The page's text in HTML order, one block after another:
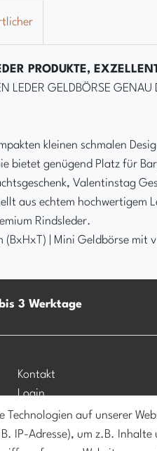
PRODUKTE,
LEDER GELDBÖRSE GENAU
kleinen schmalen
bietet genügend Platz für
Valentinstag
aus echtem hochwertigem
Rindsleder.
(BxHxT) | Mini Geldbörse
3 Werktage
Kontakt
Login
Registrieren
Mein Konto
Technologien auf unserer
IP-Adresse), um z.B.